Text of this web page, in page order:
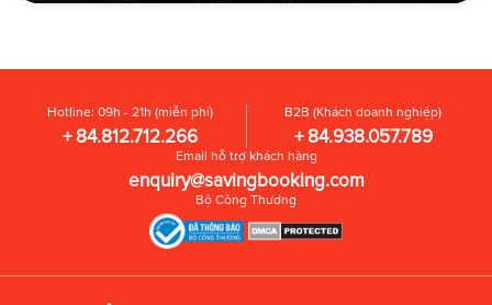
Hotline: 09h - 21h (miễn phí)
+ 84.812.712.266
B2B (Khách doanh nghiệp)
+ 84.938.057.789
Email hỗ trợ khách hàng
enquiry@savingbooking.com
Bộ Công Thương